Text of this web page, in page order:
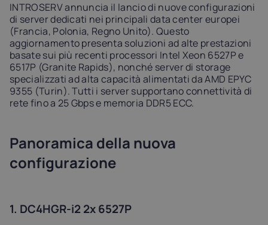
INTROSERV annuncia il lancio di nuove configurazioni
di server dedicati nei principali data center europei
(Francia, Polonia, Regno Unito). Questo
aggiornamento presenta soluzioni ad alte prestazioni
basate sui più recenti processori Intel Xeon 6527P e
6517P (Granite Rapids), nonché server di storage
specializzati ad alta capacità alimentati da AMD EPYC
9355 (Turin). Tutti i server supportano connettività di
rete fino a 25 Gbps e memoria DDR5 ECC.
Panoramica della nuova
configurazione
1. DC4HGR-i2 2x 6527P